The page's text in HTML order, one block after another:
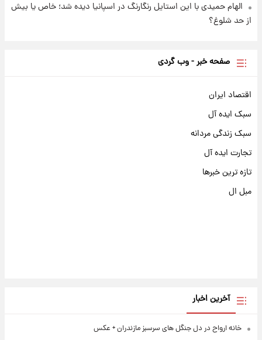
الهام حمیدی با این استایل رنگارنگ در اسپانیا دیده شد؛ خاص یا بیش
از حد شلوغ؟
صفحه خبر - وب گردی
اقتصاد ایران
سبک ایده آل
سبک زندگی مردانه
تجارت ایده آل
تازه ترین خبرها
مبل ال
آخرین اخبار
خانه ارواح در دل جنگل های سرسبز مازندران + عکس